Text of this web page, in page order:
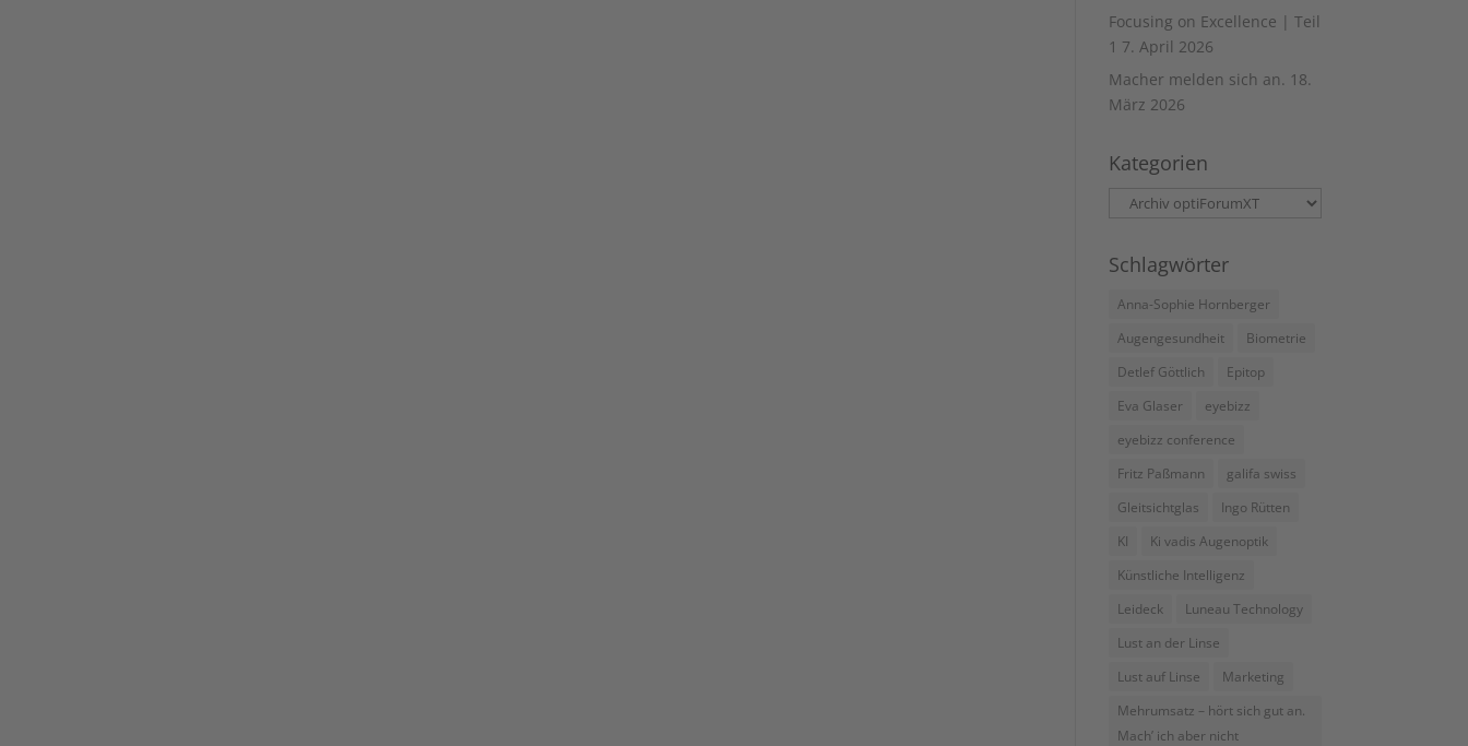
Focusing on Excellence | Teil
1 7. April 2026
Macher melden sich an. 18.
März 2026
Kategorien
Kategorien
Schlagwörter
Anna-Sophie Hornberger
Augengesundheit
Biometrie
Detlef Göttlich
Epitop
Eva Glaser
eyebizz
eyebizz conference
Fritz Paßmann
galifa swiss
Gleitsichtglas
Ingo Rütten
KI
Ki vadis Augenoptik
Künstliche Intelligenz
Leideck
Luneau Technology
Lust an der Linse
Lust auf Linse
Marketing
Mehrumsatz – hört sich gut an.
Mach’ ich aber nicht